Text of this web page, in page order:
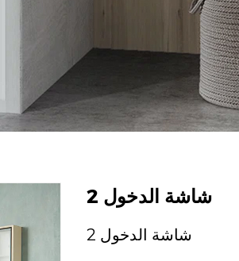
شاشة الدخول 2
شاشة الدخول 2